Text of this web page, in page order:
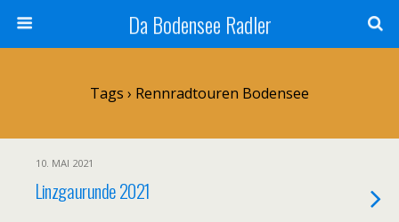
Da Bodensee Radler
Tags › Rennradtouren Bodensee
10. MAI 2021
Linzgaurunde 2021